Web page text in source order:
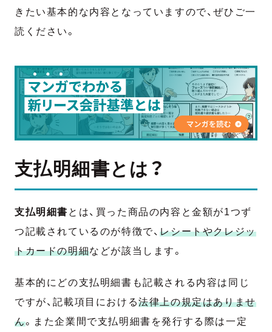
きたい基本的な内容となっていますので、ぜひご一
読ください。
支払明細書とは？
支払明細書 とは、買った商品の内容と金額が1つず
つ記載されているのが特徴で、レシートやクレジッ
トカードの明細などが該当します。
基本的にどの支払明細書も記載される内容は同じ
ですが、記載項目における法律上の規定はありませ
ん。また企業間で支払明細書を発行する際は一定